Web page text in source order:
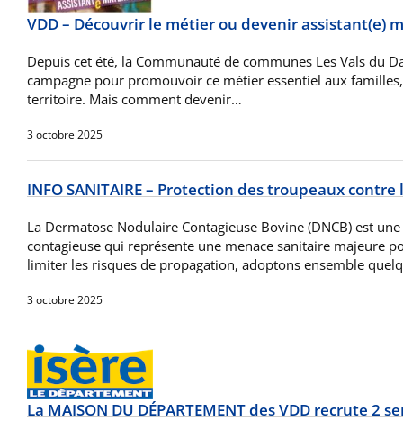
VDD – Découvrir le métier ou devenir assistant(e)
Depuis cet été, la Communauté de communes Les Vals du
campagne pour promouvoir ce métier essentiel aux
territoire. Mais comment devenir…
3 octobre 2025
INFO SANITAIRE – Protection des troupeaux contre
La Dermatose Nodulaire Contagieuse Bovine (DNCB) est
contagieuse qui représente une menace sanitaire majeure
limiter les risques de propagation, adoptons ensemble
3 octobre 2025
La MAISON DU DÉPARTEMENT des VDD recrute 2